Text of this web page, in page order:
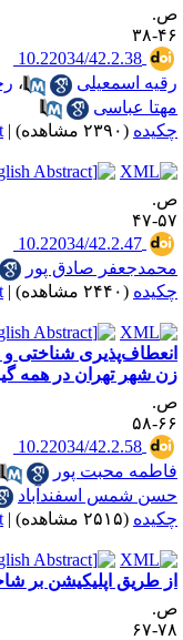
۳۸
‎ 10.22034/42.2.38
اسمعیلی
،
عباسی
(۲۳۹۰ مشاهده) |
|
۴۷
‎ 10.22034/42.2.47
صادق پور
(۲۴۴۰ مشاهده) |
|
شناختی و
شهر تهران در همه
۵۸
‎ 10.22034/42.2.58
محبت پور
،
شمس اسفندآباد
(۲۵۱۵ مشاهده) |
|
طریق اپلیکیشن بر
۶۷